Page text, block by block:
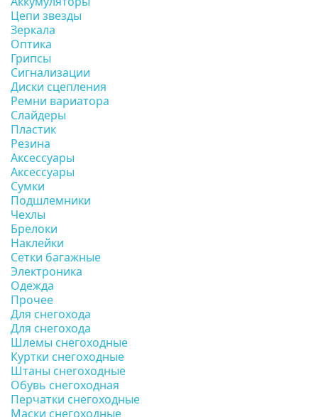
Цепи звезды
Зеркала
Оптика
Грипсы
Сигнализации
Диски сцепления
Ремни вариатора
Слайдеры
Пластик
Резина
Аксессуары
Аксессуары
Сумки
Подшлемники
Чехлы
Брелоки
Наклейки
Сетки багажные
Электроника
Одежда
Прочее
Для снегохода
Для снегохода
Шлемы снегоходные
Куртки снегоходные
Штаны снегоходные
Обувь снегоходная
Перчатки снегоходные
Маски снегоходные